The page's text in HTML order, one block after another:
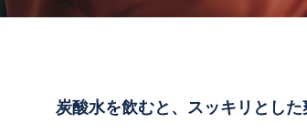
炭酸水を飲むと、スッキリとし